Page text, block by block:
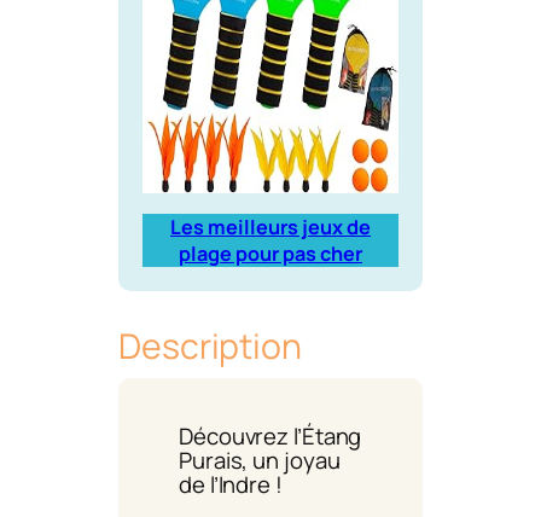
Les meilleurs jeux de
plage pour pas cher
Description
Découvrez l’Étang
Purais, un joyau
de l’Indre !